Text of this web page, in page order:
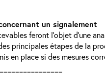
un signalement
feront l’objet d’une
principales étapes de la
en place si des mesures